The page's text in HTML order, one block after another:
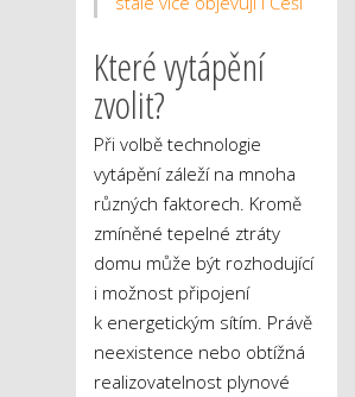
Které vytápění
zvolit?
Při volbě technologie
vytápění záleží na mnoha
různých faktorech. Kromě
zmíněné tepelné ztráty
domu může být rozhodující
i možnost připojení
k energetickým sítím. Právě
neexistence nebo obtížná
realizovatelnost plynové